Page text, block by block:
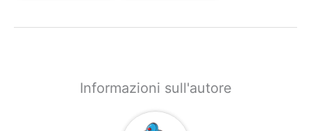
Informazioni sull'autore